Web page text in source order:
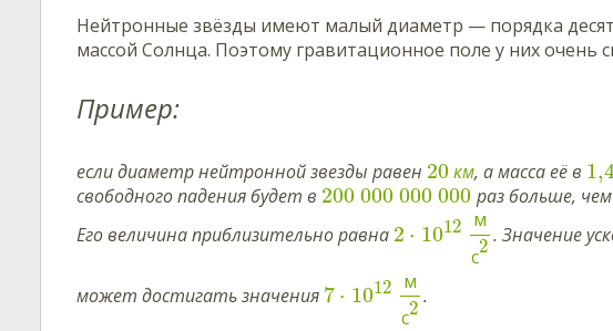
Нейтронные звёзды имеют малый диаметр — порядка
массой Солнца. Поэтому гравитационное поле у них очень
Пример:
если диаметр нейтронной звезды равен 20км, а масса её в
свободного падения будет в 200 000 000 000 раз больше,
Его величина приблизительно равна 2 ⋅ 1012
м
с2
. Значение
может достигать значения 7 ⋅ 1012
м
с2
.